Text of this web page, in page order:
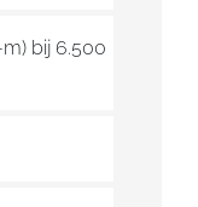
bij 6.500